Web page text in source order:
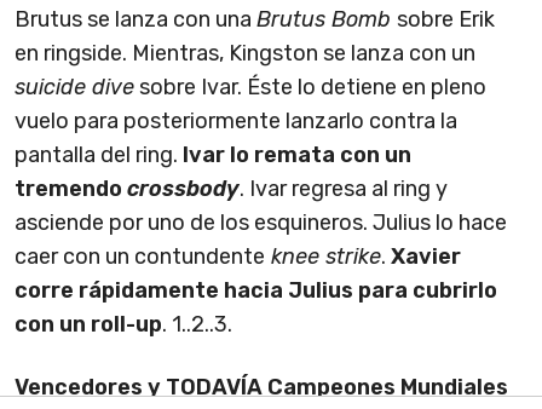
Brutus se lanza con una Brutus Bomb sobre Erik
en ringside. Mientras, Kingston se lanza con un
suicide divesobre Ivar. Éste lo detiene en pleno
vuelo para posteriormente lanzarlo contra la
pantalla del ring. Ivar lo remata con un
tremendo crossbody. Ivar regresa al ring y
asciende por uno de los esquineros. Julius lo hace
caer con un contundente knee strike. Xavier
corre rápidamente hacia Julius para cubrirlo
con un roll-up. 1..2..3.
Vencedores y TODAVÍA Campeones Mundiales